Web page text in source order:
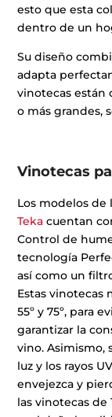
esto que esta
dentro de un
Su diseño
adapta
vinotecas están
o más grandes,
Vinotecas
Los modelos de
Teka cuentan
Control de
tecnología
así como un
Estas
55º y 75º, para
garantizar la
vino. Asimismo,
luz y los rayos
envejezca y
las vinotecas de